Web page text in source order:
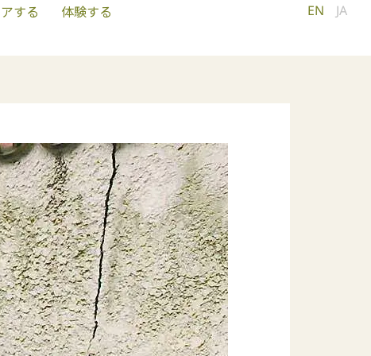
する 体験する EN JA